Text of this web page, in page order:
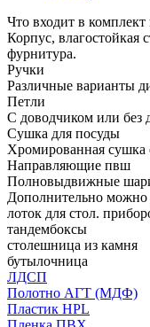
Что входит в комплект
Корпус, влагостойкая
фурнитура.
Ручки
Различные варианты
Петли
С доводчиком или без
Сушка для посуды
Хромированная
Направляющие пвш
Полновыдвижные
Дополнительно можно
лоток для стол.
тандембоксы
столешница из камня
бутылочница
ЛДСП
Полотно АГТ (МДФ)
Пластик HPL